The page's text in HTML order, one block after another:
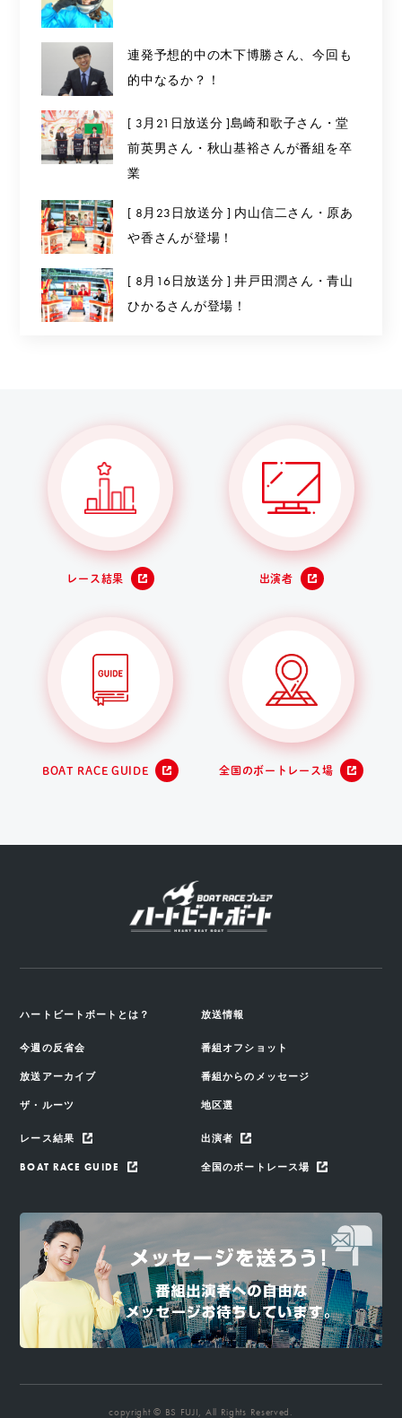
連発予想的中の木下博勝さん、今回も
的中なるか？！
[ 3月21日放送分 ]島崎和歌子さん・堂
前英男さん・秋山基裕さんが番組を卒
業
[ 8月23日放送分 ] 内山信二さん・原あ
や香さんが登場！
[ 8月16日放送分 ] 井戸田潤さん・青山
ひかるさんが登場！
レース結果 出演者
BOAT RACE GUIDE 全国のボートレース場
ハートビートボートとは？ 放送情報
今週の反省会 番組オフショット
放送アーカイブ 番組からのメッセージ
ザ・ルーツ 地区選
レース結果 出演者
BOAT RACE GUIDE 全国のボートレース場
copyright © BS FUJI, All Rights Reserved.